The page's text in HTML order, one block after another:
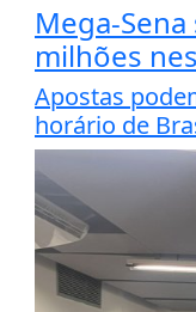
Mega-
milhões
Apostas
horário de